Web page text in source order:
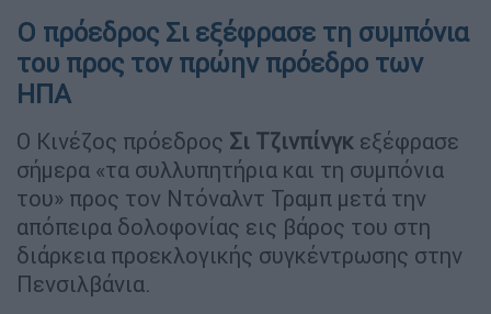
Ο πρόεδρος Σι εξέφρασε τη συμπόνια
του προς τον πρώην πρόεδρο των
ΗΠΑ
Ο Κινέζος πρόεδρος Σι Τζινπίνγκ εξέφρασε
σήμερα «τα συλλυπητήρια και τη συμπόνια
του» προς τον Ντόναλντ Τραμπ μετά την
απόπειρα δολοφονίας εις βάρος του στη
διάρκεια προεκλογικής συγκέντρωσης στην
Πενσιλβάνια.